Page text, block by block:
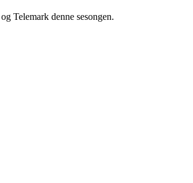
Telemark denne sesongen.